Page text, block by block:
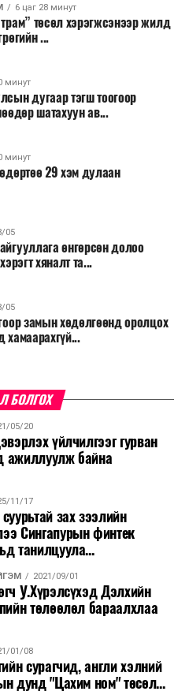
түгжрэлд алддаг аж.
хэрэгжиж, авто замын
дагуух автомашинуудын
тэрбум төгрөгт хүрэх
техник, эдийн засгийн
зорчих хугацаа
эдийн засгийн
юм.
6 цаг 28 минут
төсөл хэрэгжсэнээр жилд
...
минут
дугаар тэгш тоогоор
шатахуун ав...
минут
29 хэм дулаан
05
өнгөрсөн долоо
хяналт та...
05
замын хөдөлгөөнд оролцох
хамаарахгүй...
БОЛГОХ
05/20
үйлчилгээг гурван
ажиллуулж байна
11/17
зах зээлийн
Сингапурын финтек
танилцуула...
2021/09/01
У.Хүрэлсүхэд Дэлхийн
төлөөлөл бараалхлаа
01/08
сурагчид, англи хэлний
дунд "Цахим ном" төсөл...